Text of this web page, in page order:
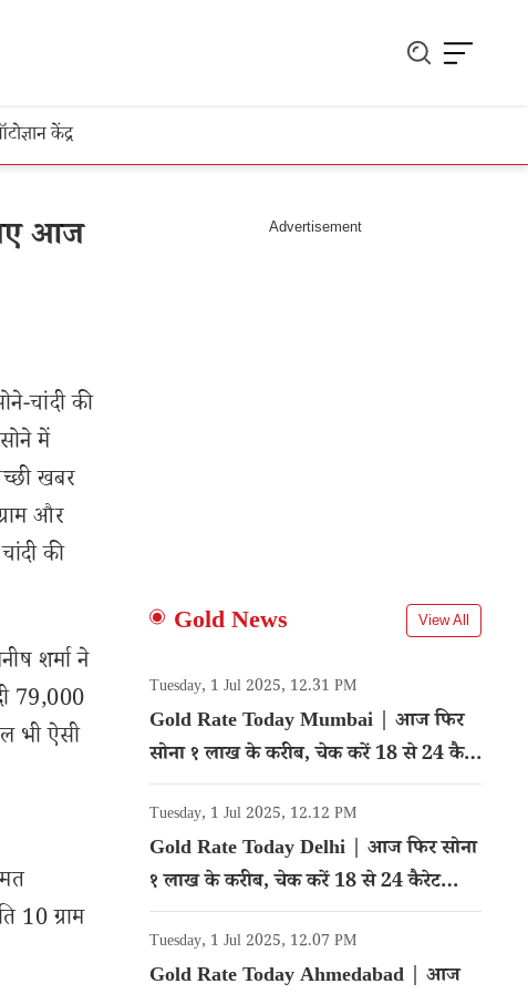
ज्ञान केंद्र
आज
चांदी की
में
खबर
और
की
शर्मा ने
79,000
भी ऐसी
10 ग्राम
Gold News View All
Tuesday, 1 Jul 2025, 12.31 PM
Gold Rate Today Mumbai | आज फिर
सोना १ लाख के करीब, चेक करें 18 से 24 कैरेट
गोल्ड का रेट
Tuesday, 1 Jul 2025, 12.12 PM
Gold Rate Today Delhi | आज फिर सोना
१ लाख के करीब, चेक करें 18 से 24 कैरेट
गोल्ड का रेट
Tuesday, 1 Jul 2025, 12.07 PM
Gold Rate Today Ahmedabad | आज